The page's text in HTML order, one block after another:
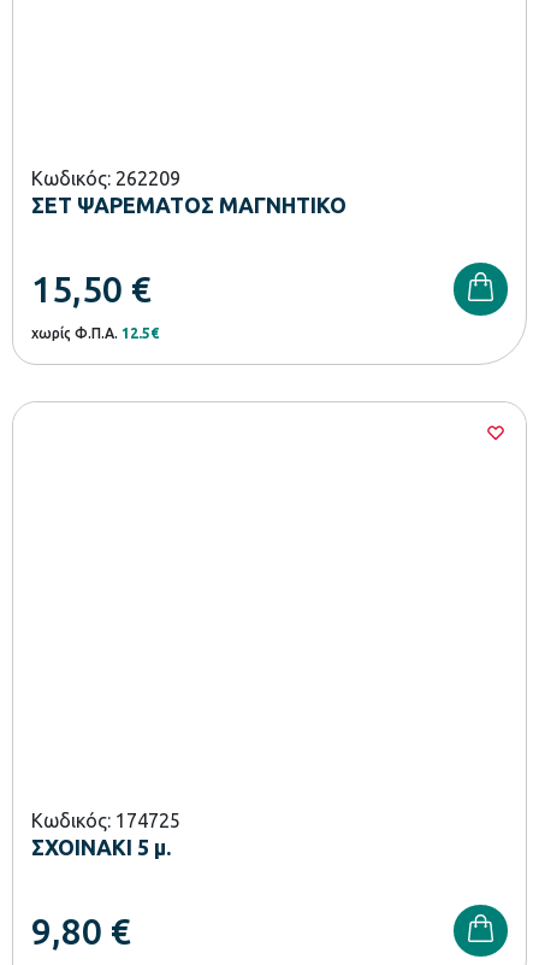
Κωδικός: 262209
ΣΕΤ ΨΑΡΕΜΑΤΟΣ ΜΑΓΝΗΤΙΚΟ
15,50 €
χωρίς Φ.Π.Α. 12.5€
Κωδικός: 174725
ΣΧΟΙΝΑΚΙ 5 μ.
9,80 €